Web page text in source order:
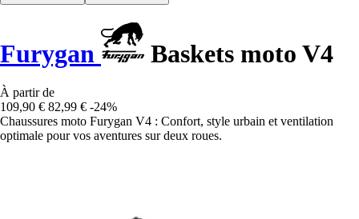
Furygan Baskets moto V4
À partir de
109,90 € 82,99 € -24%
Chaussures moto Furygan V4 : Confort, style urbain et ventilation
optimale pour vos aventures sur deux roues.